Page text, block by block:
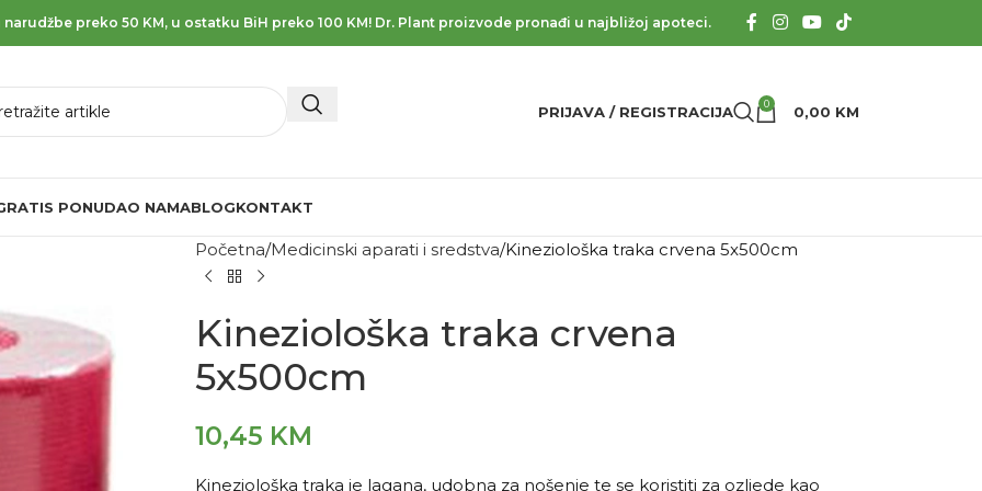
preko 50 KM, u ostatku BiH preko 100 KM! Dr. Plant proizvode pronađi u najbližoj apoteci.
PRIJAVA / REGISTRACIJA 0 0,00 KM
PONUDAO NAMABLOGKONTAKT
Početna Medicinski aparati i sredstva Kineziološka traka crvena 5x500cm
Kineziološka traka crvena
5x500cm
10,45 KM
Kineziološka traka je lagana, udobna za nošenje te se koristiti za ozljede kao